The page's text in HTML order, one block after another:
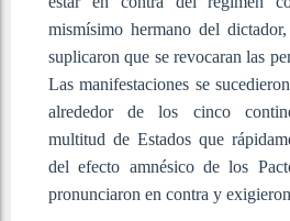
mismísimo hermano del
suplicaron que se revocaran las
Las manifestaciones se
alrededor de los cinco
multitud de Estados que
del efecto amnésico de los
pronunciaron en contra y